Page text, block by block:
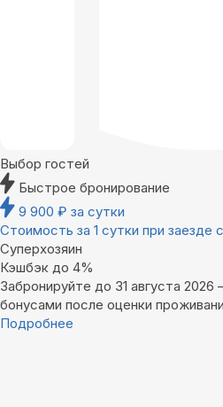
Выбор гостей
Быстрое бронирование
9 900 ₽ за сутки
Стоимость за 1 сутки при заезде
Суперхозяин
Кэшбэк до 4%
Забронируйте до 31 августа
бонусами после оценки
Подробнее